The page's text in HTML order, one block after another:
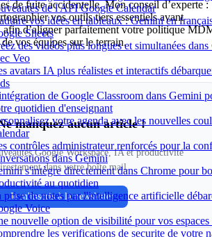
de l'API Google Calendar
vos idées en tableaux : Gemini en
Sheets
des vidéos plus longues et simultanées
Veo
avatars IA plus réalistes et interactifs
de Google Classroom dans Gemini
quotidien d'enseignant
votre agenda avec les nouvelles
contrôles administrateur renforcés pour la
dans Gemini
s'intègre directement dans Chrome pour
au quotidien
prise de notes par l'intelligence artificielle
Voice
nouvelle option de visibilité pour vos
les verifications de securite de votre
de fuite accidentelle. Mon conseil d’experte :
vos outils tiers essentiels avant
afin d’aligner parfaitement votre politique
vos équipes sur le terrain.
manquez aucun article !
Google Workspace, IA et productivité
dans votre boîte mail.
Je m'inscris à la newsletter